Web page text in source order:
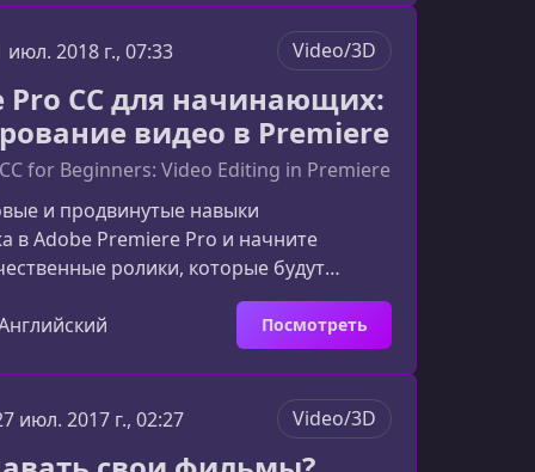
вас ждёт в курсеКурс
ключевые аспекты работы с Adobe
от базовой настройки рабочего
до продвинутых техник монтажа, цве
июл. 2018 г., 07:33 Video/3D
Pro CC для начинающих:
видео в Premiere
for Beginners: Video Editing in Premiere
и продвинутые навыки
в Adobe Premiere Pro и начните
ролики, которые будут
Курс помогает
освоиться в программе и перейти
к полноценным монтажным
собой этот курс Premiere
создан как практическое
которое позволяет не только
Посмотреть
июл. 2017 г., 02:27 Video/3D